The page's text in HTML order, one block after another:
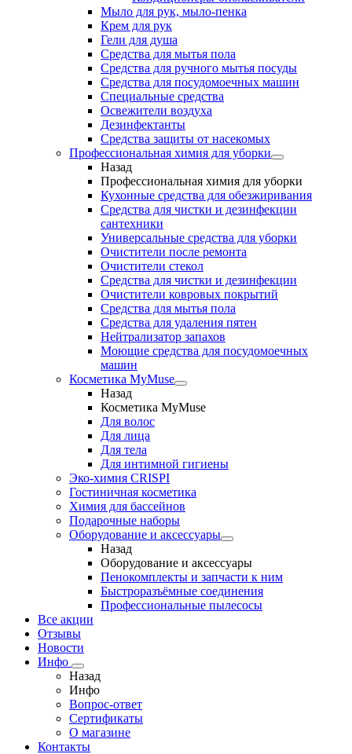
Мыло для рук, мыло-пенка
Крем для рук
Гели для душа
Средства для мытья пола
Средства для ручного мытья посуды
Средства для посудомоечных машин
Специальные средства
Освежители воздуха
Дезинфектанты
Средства защиты от насекомых
Профессиональная химия для уборки
Назад
Профессиональная химия для уборки
Кухонные средства для обезжиривания
Средства для чистки и дезинфекции
сантехники
Универсальные средства для уборки
Очистители после ремонта
Очистители стекол
Средства для чистки и дезинфекции
Очистители ковровых покрытий
Средства для мытья пола
Средства для удаления пятен
Нейтрализатор запахов
Моющие средства для посудомоечных
машин
Косметика MyMuse
Назад
Косметика MyMuse
Для волос
Для лица
Для тела
Для интимной гигиены
Эко-химия CRISPI
Гостиничная косметика
Химия для бассейнов
Подарочные наборы
Оборудование и аксессуары
Назад
Оборудование и аксессуары
Пенокомплекты и запчасти к ним
Быстроразъёмные соединения
Профессиональные пылесосы
Все акции
Отзывы
Новости
Инфо
Назад
Инфо
Вопрос-ответ
Сертификаты
О магазине
Контакты